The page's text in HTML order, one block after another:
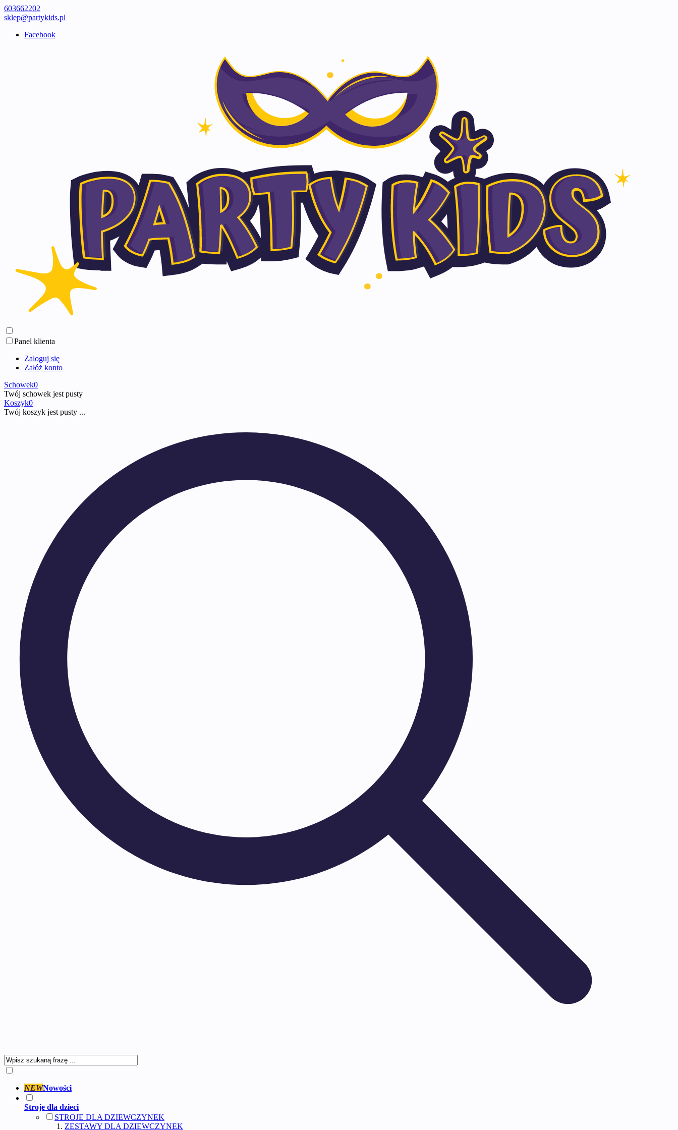
603662202
sklep@partykids.pl
Facebook
Panel klienta
Zaloguj się
Załóż konto
Schowek0
Twój schowek jest pusty
Koszyk0
Twój koszyk jest pusty ...
NEWNowości
Stroje dla dzieci
STROJE DLA DZIEWCZYNEK
ZESTAWY DLA DZIEWCZYNEK